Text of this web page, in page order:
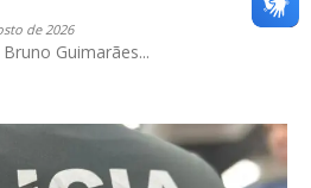
de 2026
Guimarães...